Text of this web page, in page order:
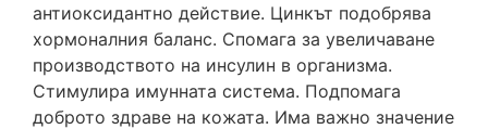
антиоксидантно действие. Цинкът подобрява
хормоналния баланс. Спомага за увеличаване
производството на инсулин в организма.
Стимулира имунната система. Подпомага
доброто здраве на кожата. Има важно значение